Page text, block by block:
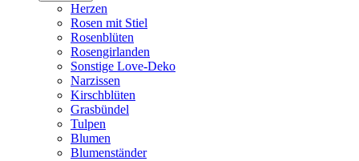
Herzen
Rosen mit Stiel
Rosenblüten
Rosengirlanden
Sonstige Love-Deko
Narzissen
Kirschblüten
Grasbündel
Tulpen
Blumen
Blumenständer